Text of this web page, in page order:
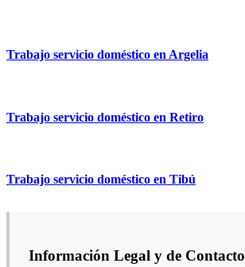
Trabajo servicio doméstico en Argelia
Trabajo servicio doméstico en Retiro
Trabajo servicio doméstico en Tibú
Información Legal y de Contacto